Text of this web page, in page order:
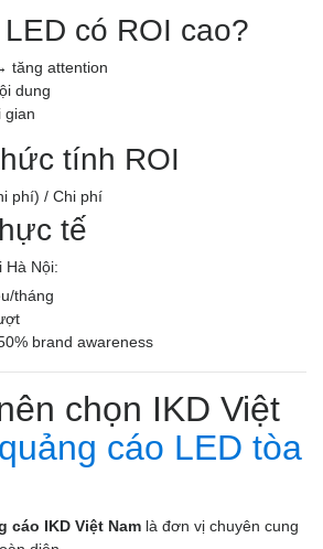
có ROI cao?
tăng attention
dung
gian
tính ROI
phí) / Chi phí
tế
Hà Nội:
tháng
brand awareness
chọn IKD Việt
quảng cáo LED tòa
cáo IKD Việt Nam là đơn vị chuyên cung